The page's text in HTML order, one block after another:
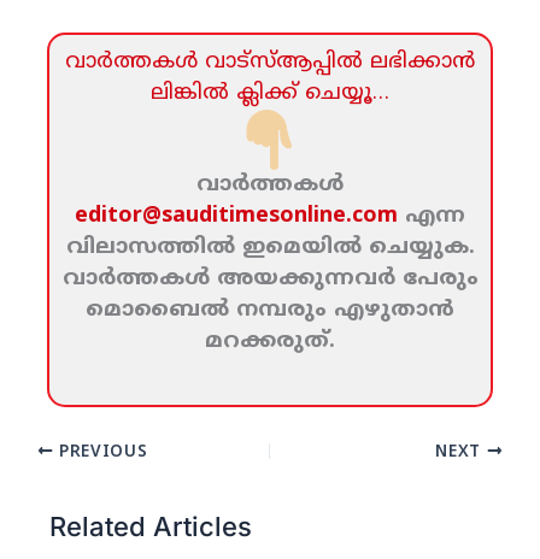
വാര്‍ത്തകള്‍ വാട്‌സ്‌ആപ്പില്‍ ലഭിക്കാന്‍
ലിങ്കില്‍ ക്ലിക്ക്‌ ചെയ്യൂ…
വാര്‍ത്തകള്‍
editor@sauditimesonline.com എന്ന
വിലാസത്തില്‍ ഇമെയില്‍ ചെയ്യുക.
വാര്‍ത്തകള്‍ അയക്കുന്നവര്‍ പേരും
മൊബൈല്‍ നമ്പരും എഴുതാന്‍
മറക്കരുത്‌.
PREVIOUS NEXT
Related Articles